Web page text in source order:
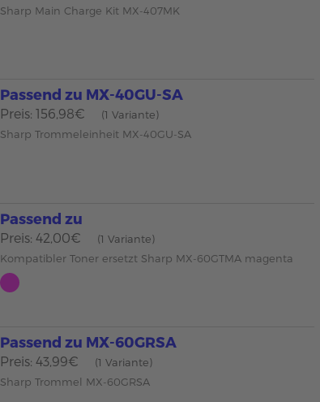
Sharp Main Charge Kit MX-407MK
Passend zu MX-40GU-SA
Preis: 156,98€
(1 Variante)
Sharp Trommeleinheit MX-40GU-SA
Passend zu
Preis: 42,00€
(1 Variante)
Kompatibler Toner ersetzt Sharp MX-60GTMA magenta
Passend zu MX-60GRSA
Preis: 43,99€
(1 Variante)
Sharp Trommel MX-60GRSA